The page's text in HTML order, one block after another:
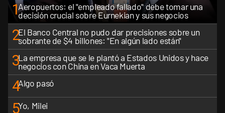
1Aeropuertos: el "empleado fallado" debe tomar una
decisión crucial sobre Eurnekian y sus negocios
2El Banco Central no pudo dar precisiones sobre un
sobrante de $4 billones: "En algún lado están"
3La empresa que se le plantó a Estados Unidos y hace
negocios con China en Vaca Muerta
4Algo pasó
5Yo, Milei